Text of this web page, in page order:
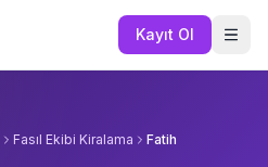
Kayıt Ol
Fasıl Ekibi Kiralama Fatih